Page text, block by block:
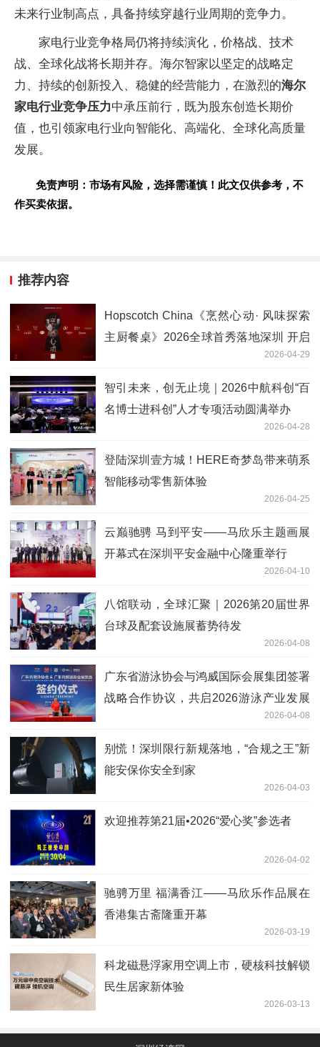
未来行业制高点，具备持续穿越行业周期的竞争力。
家电行业竞争格局仍将持续演化，价格战、技术
战、全球化战将长期并存。海尔智家以坚定的战略定
力、持续的创新投入、稳健的经营能力，在激烈的海尔
家电行业竞争压力中承压前行，既为股东创造长期价
值，也引领家电行业向智能化、高端化、全球化高质量
发展。
免责声明：市场有风险，选择需谨慎！此文仅供参考，不
作买卖依据。
推荐内容
Hopscotch China《烹然心动· 风味探索
主厨餐桌》2026全球首秀落地深圳 开启
顶级美食社交新范式，一场产品与决策的
精准邂逅
2026-04-29
智引未来，创无止境｜2026中航科创“百
名博士进科创”人才专项活动圆满举办
2026-04-28
登陆深圳壹方城！HERE奇梦岛带来萌系
智能移动零售新体验
2026-04-25
云巅驰骋 马到平安——马欣乐主题画展
开幕式在深圳平安金融中心隆重举行
2026-04-10
八馆联动，全球汇聚｜2026第20届世界
台球及配套设施展蓄势待发
2026-04-08
广东省游泳协会与鸿威国际会展集团签署
战略合作协议，共启2026游泳产业发展
2026-04-08
别慌！深圳限行新规落地，“合规之王”新
能安保你安全到家
2026-04-03
欢迎推荐第21届•2026“爱心奖”参选者
2026-04-02
驰骋万里 福满香江——马欣乐作品展在
香港集古斋隆重开幕
2026-03-19
科龙磁悬浮家用空调上市，硬核科技解锁
民生居家新体验
2026-03-13